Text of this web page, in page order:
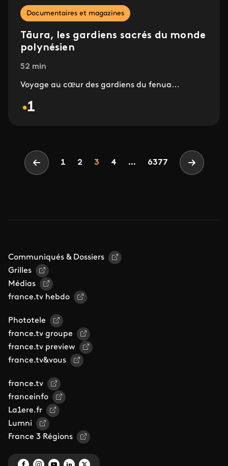
Documentaires et magazines
Tāura, les gardiens sacrés du monde
polynésien
52 min
Voyage au cœur des gardiens du fenua…
Pagination
Page précédente
1 Page
2 Page
3 Page
4 ... 6377 Page
Communiqués & Dossiers
Grilles
Médias
france.tv hebdo
Phototele
france.tv groupe
france.tv preview
france.tv&vous
france.tv
franceinfo
La1ere.fr
Lumni
France 3 Régions